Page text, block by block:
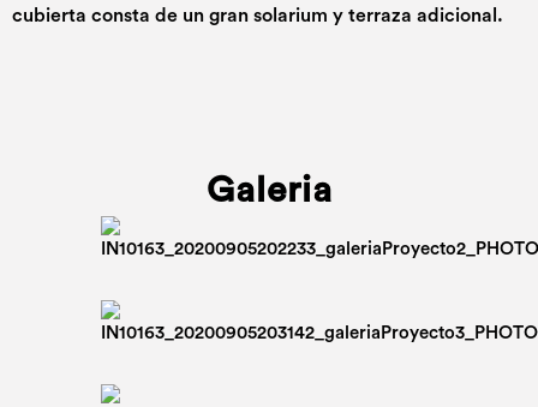
cubierta consta de un gran solarium y terraza adicional.
Galeria